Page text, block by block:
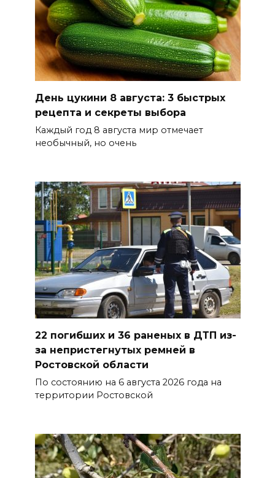
Ночью дежурными силами
ПВО перехвачены и
уничтожены 397 украинских
беспилотников
08 августа 2026 09:19
Более 30 БПЛА сбили ночью в
пяти районах Ростовской
области
Дабы счастье семейное
сберечь – спрячьте первое
сорванное яблоко: приметы
на 8 августа
07 августа 2026 22:04
В Железнодорожном районе
Ростова-на-Дону на сутки
капремонта сетей
07 августа 2026 20:32
Полиция ищет вандалов,
07 августа 2026 20:12
День цукини 8 августа: 3 быстрых
рецепта и секреты выбора
Каждый год 8 августа мир отмечает
необычный, но очень
22 погибших и 36 раненых в ДТП из-
за непристегнутых ремней в
Ростовской области
По состоянию на 6 августа 2026 года на
территории Ростовской